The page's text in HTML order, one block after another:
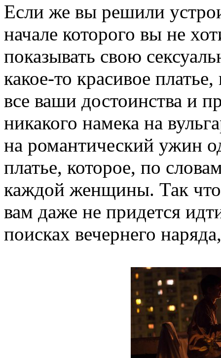
Если же вы решили
начале которого вы не
показывать свою
какое-то красивое
все ваши достоинства и
никакого намека на
на романтический ужин
платье, которое, по
каждой женщины. Так что
вам даже не придется
поисках вечернего